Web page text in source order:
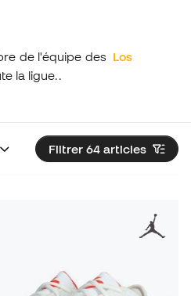
de l'équipe des Los
la ligue..
Filtrer 64 articles